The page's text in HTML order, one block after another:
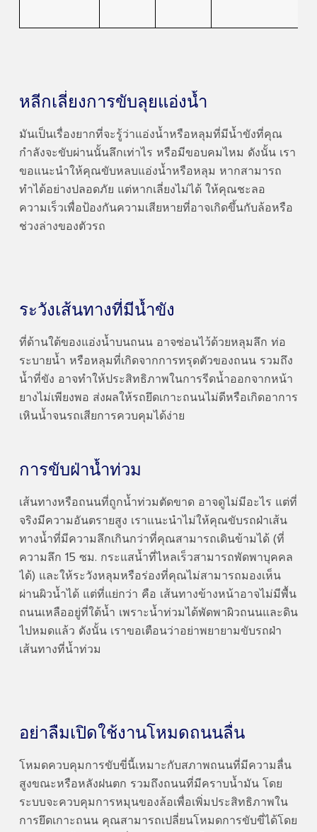
หลีกเลี่ยงการขับลุยแอ่งน้ำ
มันเป็นเรื่องยากที่จะรู้ว่าแอ่งน้ำหรือหลุมที่มีน้ำขังที่คุณ
กำลังจะขับผ่านนั้นลึกเท่าไร หรือมีขอบคมไหม ดังนั้น เรา
ขอแนะนำให้คุณขับหลบแอ่งน้ำหรือหลุม หากสามารถ
ทำได้อย่างปลอดภัย แต่หากเลี่ยงไม่ได้ ให้คุณชะลอ
ความเร็วเพื่อป้องกันความเสียหายที่อาจเกิดขึ้นกับล้อหรือ
ช่วงล่างของตัวรถ
ระวังเส้นทางที่มีน้ำขัง
ที่ด้านใต้ของแอ่งน้ำบนถนน อาจซ่อนไว้ด้วยหลุมลึก ท่อ
ระบายน้ำ หรือหลุมที่เกิดจากการทรุดตัวของถนน รวมถึง
น้ำที่ขัง อาจทำให้ประสิทธิภาพในการรีดน้ำออกจากหน้า
ยางไม่เพียงพอ ส่งผลให้รถยึดเกาะถนนไม่ดีหรือเกิดอาการ
เหินน้ำจนรถเสียการควบคุมได้ง่าย
การขับฝ่าน้ำท่วม
เส้นทางหรือถนนที่ถูกน้ำท่วมตัดขาด อาจดูไม่มีอะไร แต่ที่
จริงมีความอันตรายสูง เราแนะนำไม่ให้คุณขับรถฝ่าเส้น
ทางน้ำที่มีความลึกเกินกว่าที่คุณสามารถเดินข้ามได้ (ที่
ความลึก 15 ซม. กระแสน้ำที่ไหลเร็วสามารถพัดพาบุคคล
ได้) และให้ระวังหลุมหรือร่องที่คุณไม่สามารถมองเห็น
ผ่านผิวน้ำได้ แต่ที่แย่กว่า คือ เส้นทางข้างหน้าอาจไม่มีพื้น
ถนนเหลืออยู่ที่ใต้น้ำ เพราะน้ำท่วมได้พัดพาผิวถนนและดิน
ไปหมดแล้ว ดังนั้น เราขอเตือนว่าอย่าพยายามขับรถฝ่า
เส้นทางที่น้ำท่วม
อย่าลืมเปิดใช้งานโหมดถนนลื่น
โหมดควบคุมการขับขี่นี้เหมาะกับสภาพถนนที่มีความลื่น
สูงขณะหรือหลังฝนตก รวมถึงถนนที่มีคราบน้ำมัน โดย
ระบบจะควบคุมการหมุนของล้อเพื่อเพิ่มประสิทธิภาพใน
การยึดเกาะถนน คุณสามารถเปลี่ยนโหมดการขับขี่ได้โดย